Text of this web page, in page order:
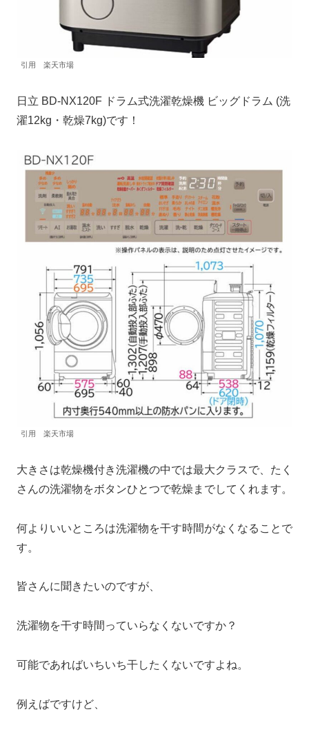
引用 楽天市場
日立 BD-NX120F ドラム式洗濯乾燥機 ビッグドラム (洗
濯12kg・乾燥7kg)です！
引用 楽天市場
大きさは乾燥機付き洗濯機の中では最大クラスで、たく
さんの洗濯物をボタンひとつで乾燥までしてくれます。
何よりいいところは洗濯物を干す時間がなくなることで
す。
皆さんに聞きたいのですが、
洗濯物を干す時間っていらなくないですか？
可能であればいちいち干したくないですよね。
例えばですけど、